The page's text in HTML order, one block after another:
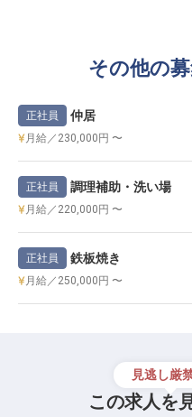
その他の
正社員 仲居
月給／230,000円 〜
正社員 調理補助・洗い場
月給／220,000円 〜
正社員 鉄板焼き
月給／250,000円 〜
見逃し厳
この求人を